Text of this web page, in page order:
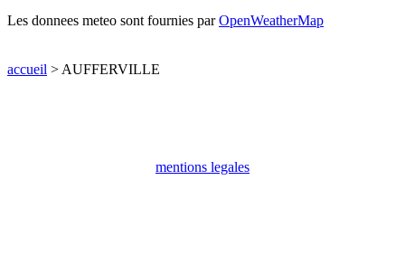
Les donnees meteo sont fournies parOpenWeatherMap
accueil > AUFFERVILLE
mentions legales